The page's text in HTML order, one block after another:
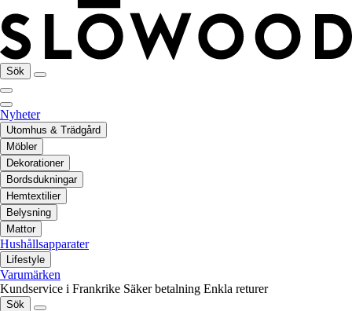
Sök
Nyheter
Utomhus & Trädgård
Möbler
Dekorationer
Bordsdukningar
Hemtextilier
Belysning
Mattor
Hushållsapparater
Lifestyle
Varumärken
Kundservice i Frankrike Säker betalning Enkla returer
Sök